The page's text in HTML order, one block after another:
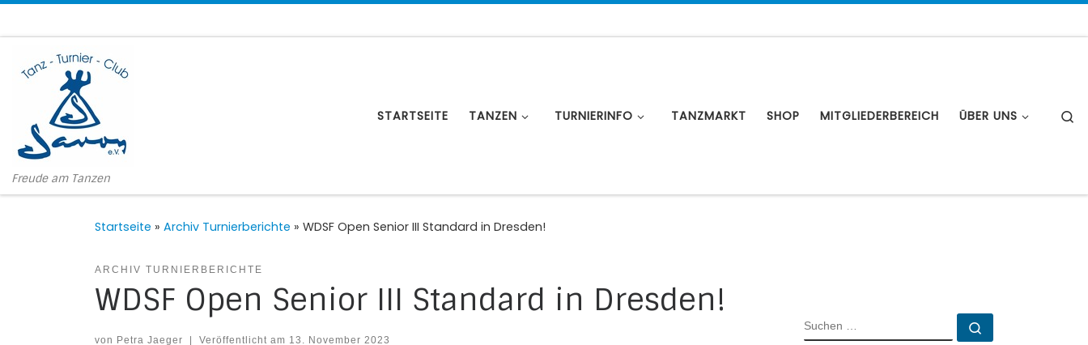
Freude am Tanzen
STARTSEITE TANZEN TURNIERINFO TANZMARKT SHOP MITGLIEDERBEREICH ÜBER UNS
Startseite » Archiv Turnierberichte » WDSF Open Senior III Standard in Dresden!
ARCHIV TURNIERBERICHTE
WDSF Open Senior III Standard in Dresden!
von Petra Jaeger | Veröffentlicht am 13. November 2023
SUCHE